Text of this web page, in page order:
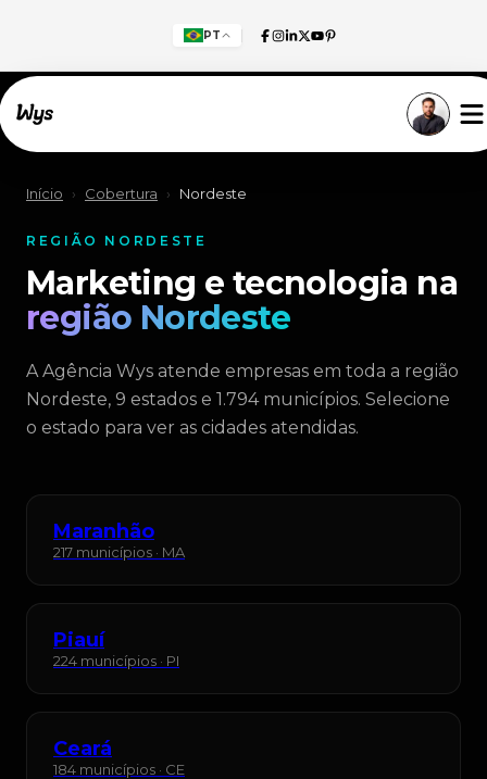
PT
Início › Cobertura › Nordeste
REGIÃO NORDESTE
Marketing e tecnologia na
região Nordeste
A Agência Wys atende empresas em toda a região
Nordeste, 9 estados e 1.794 municípios. Selecione
o estado para ver as cidades atendidas.
Maranhão
217 municípios · MA
Piauí
224 municípios · PI
Ceará
184 municípios · CE